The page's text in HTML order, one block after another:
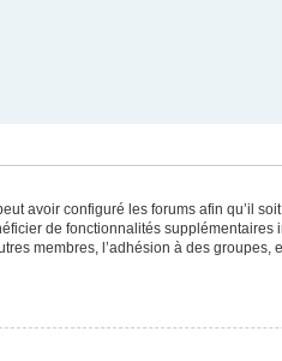
avoir configuré les forums afin qu’il
de fonctionnalités
membres, l’adhésion à des groupes,